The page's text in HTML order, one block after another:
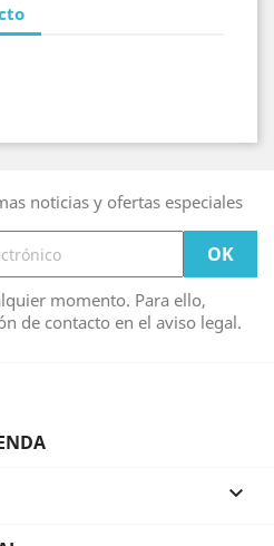
noticias y ofertas especiales
momento. Para ello,
de contacto en el aviso legal.
